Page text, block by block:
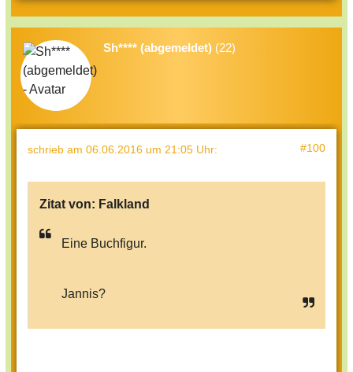
Sh**** (abgemeldet) (22)
schrieb am 06.06.2016 um 21:05 Uhr: #100
Zitat von: Falkland
Eine Buchfigur.
Jannis?